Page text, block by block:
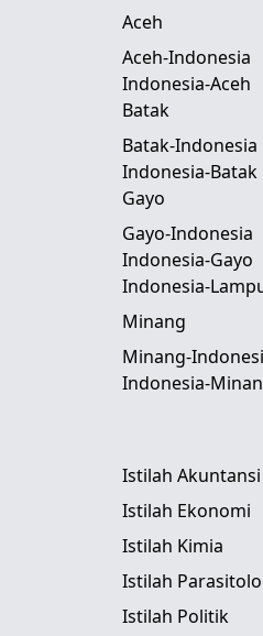
Aceh
Aceh-Indonesia
Indonesia-Aceh
Batak
Batak-Indonesia
Indonesia-Batak
Gayo
Gayo-Indonesia
Indonesia-Gayo
Indonesia-
Minang
Minang-
Indonesia-
Istilah Akuntansi
Istilah Ekonomi
Istilah Kimia
Istilah
Istilah Politik